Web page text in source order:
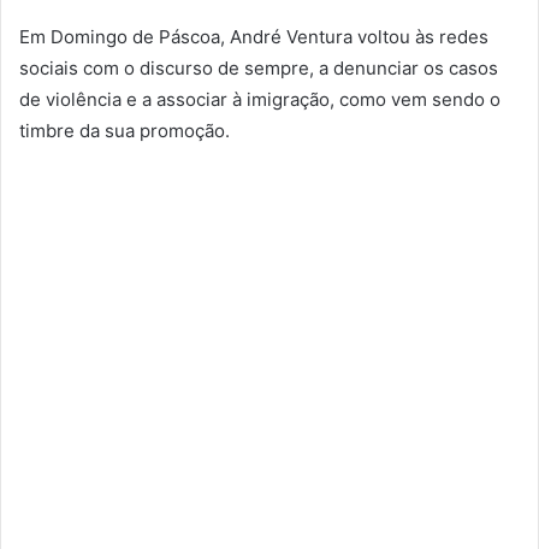
Em Domingo de Páscoa, André Ventura voltou às redes
sociais com o discurso de sempre, a denunciar os casos
de violência e a associar à imigração, como vem sendo o
timbre da sua promoção.